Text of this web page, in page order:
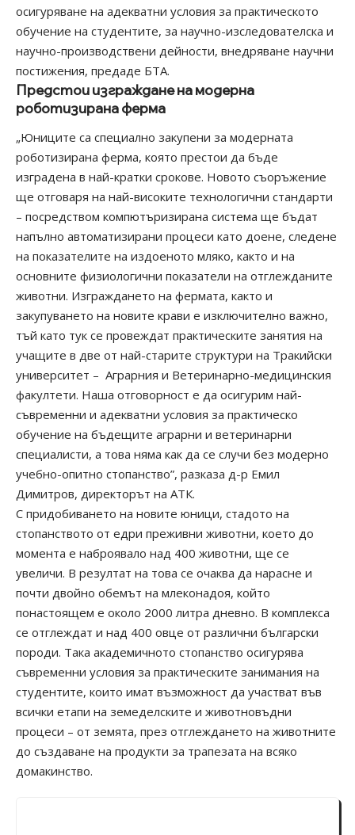
осигуряване на адекватни условия за практическото
обучение на студентите, за научно-изследователска и
научно-производствени дейности, внедряване научни
постижения, предаде БТА.
Предстои изграждане на модерна
роботизирана ферма
„Юниците са специално закупени за модерната
роботизирана ферма, която престои да бъде
изградена в най-кратки срокове. Новото съоръжение
ще отговаря на най-високите технологични стандарти
– посредством компютъризирана система ще бъдат
напълно автоматизирани процеси като доене, следене
на показателите на издоеното мляко, както и на
основните физиологични показатели на отглежданите
животни. Изграждането на фермата, както и
закупуването на новите крави е изключително важно,
тъй като тук се провеждат практическите занятия на
учащите в две от най-старите структури на Тракийски
университет – Аграрния и Ветеринарно-медицинския
факултети. Наша отговорност е да осигурим най-
съвременни и адекватни условия за практическо
обучение на бъдещите аграрни и ветеринарни
специалисти, а това няма как да се случи без модерно
учебно-опитно стопанство”, разказа д-р Емил
Димитров, директорът на АТК.
С придобиването на новите юници, стадото на
стопанството от едри преживни животни, което до
момента е наброявало над 400 животни, ще се
увеличи. В резултат на това се очаква да нарасне и
почти двойно обемът на млеконадоя, който
понастоящем е около 2000 литра дневно. В комплекса
се отглеждат и над 400 овце от различни български
породи. Така академичното стопанство осигурява
съвременни условия за практическите занимания на
студентите, които имат възможност да участват във
всички етапи на земеделските и животновъдни
процеси – от земята, през отглеждането на животните
до създаване на продукти за трапезата на всяко
домакинство.